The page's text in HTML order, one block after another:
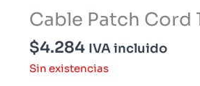
Cable Patch Cord
$4.284 IVA incluido
Sin existencias